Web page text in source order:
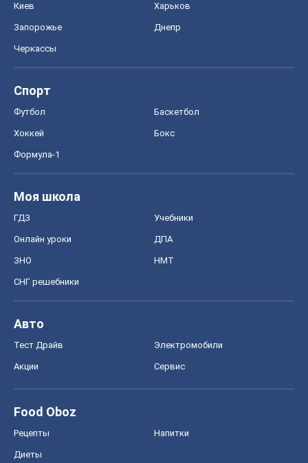
Киев Харьков
Запорожье Днепр
Черкассы
Спорт
Футбол Баскетбол
Хоккей Бокс
Формула-1
Моя школа
ГДЗ Учебники
Онлайн уроки ДПА
ЗНО НМТ
СНГ решебники
Авто
Тест Драйв Электромобили
Акции Сервис
Food Oboz
Рецепты Напитки
Диеты